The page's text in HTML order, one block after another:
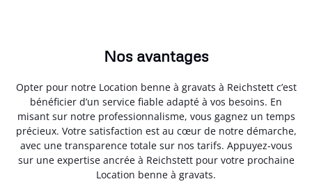
Nos avantages
Opter pour notre Location benne à gravats à Reichstett c’est
bénéficier d’un service fiable adapté à vos besoins. En
misant sur notre professionnalisme, vous gagnez un temps
précieux. Votre satisfaction est au cœur de notre démarche,
avec une transparence totale sur nos tarifs. Appuyez-vous
sur une expertise ancrée à Reichstett pour votre prochaine
Location benne à gravats.